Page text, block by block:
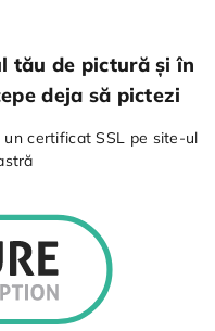
tău de pictură și în
deja să pictezi
certificat SSL pe site-ul